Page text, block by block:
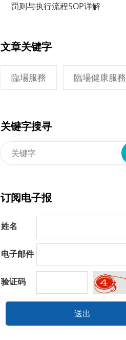
罚则与执行流程SOP详解
文章关键字
臨場服務 臨場健康服務
关键字搜寻
订阅电子报
姓名
电子邮件
验证码
送出